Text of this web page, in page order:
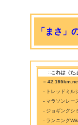
「まさ」
::これは（た
=
- トレッドミル
- マラソンレー
- ジョギングシ
- ランニング